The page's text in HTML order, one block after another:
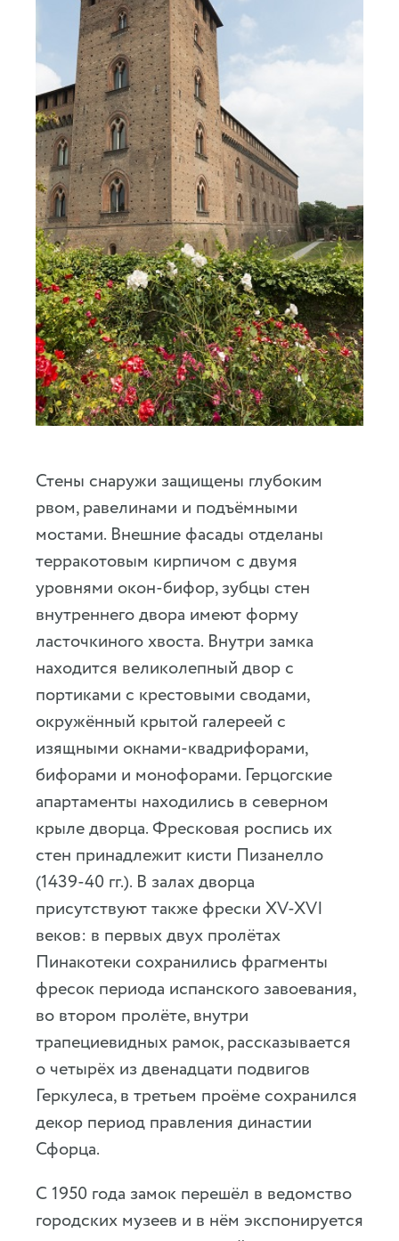
Стены снаружи защищены глубоким
рвом, равелинами и подъёмными
мостами. Внешние фасады отделаны
терракотовым кирпичом с двумя
уровнями окон-бифор, зубцы стен
внутреннего двора имеют форму
ласточкиного хвоста. Внутри замка
находится великолепный двор с
портиками с крестовыми сводами,
окружённый крытой галереей с
изящными окнами-квадрифорами,
бифорами и монофорами. Герцогские
апартаменты находились в северном
крыле дворца. Фресковая роспись их
стен принадлежит кисти Пизанелло
(1439-40 гг.). В залах дворца
присутствуют также фрески XV-XVI
веков: в первых двух пролётах
Пинакотеки сохранились фрагменты
фресок периода испанского завоевания,
во втором пролёте, внутри
трапециевидных рамок, рассказывается
о четырёх из двенадцати подвигов
Геркулеса, в третьем проёме сохранился
декор период правления династии
Сфорца.
С 1950 года замок перешёл в ведомство
городских музеев и в нём экспонируется